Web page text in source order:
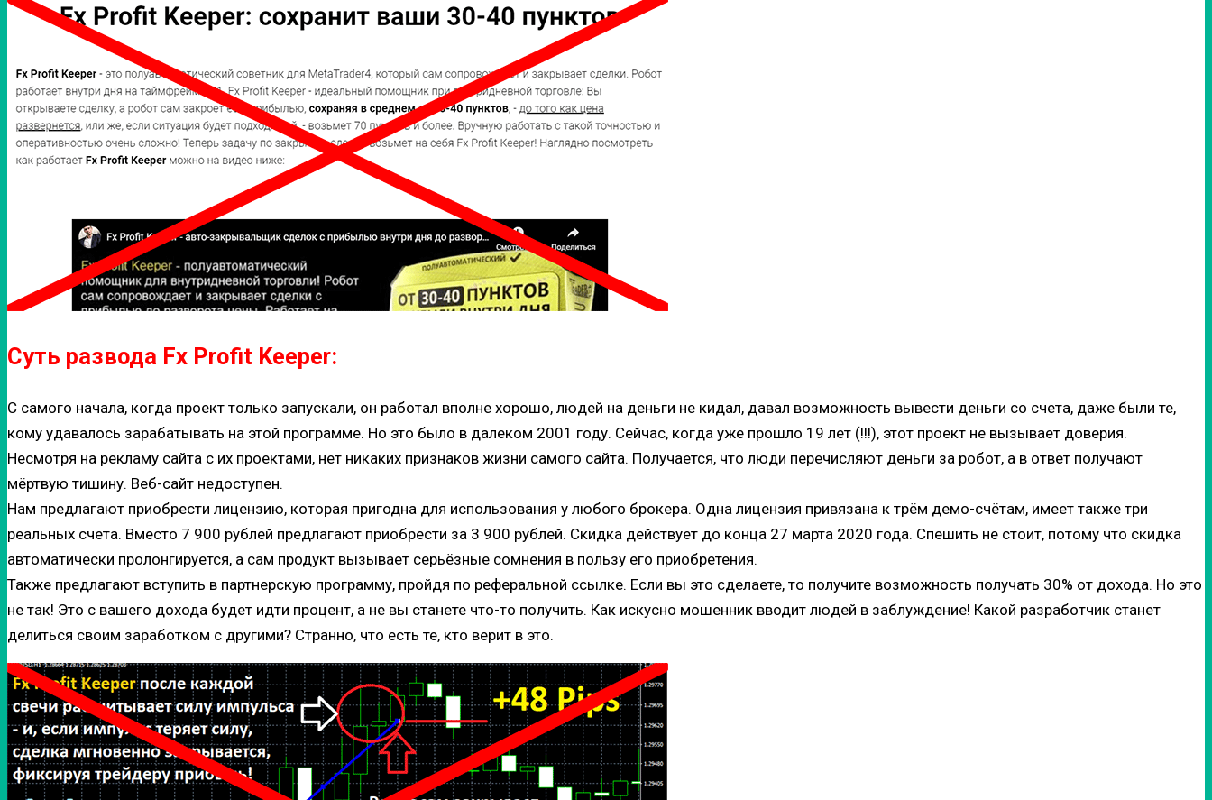
Суть развода Fx Profit Keeper:
С самого начала, когда проект только запускали, он работал вполне хорошо, людей на деньги не кидал, давал возможность вывести деньги со счета, даже были те,
кому удавалось зарабатывать на этой программе. Но это было в далеком 2001 году. Сейчас, когда уже прошло 19 лет (!!!), этот проект не вызывает доверия.
Несмотря на рекламу сайта с их проектами, нет никаких признаков жизни самого сайта. Получается, что люди перечисляют деньги за робот, а в ответ получают
мёртвую тишину. Веб-сайт недоступен.
Нам предлагают приобрести лицензию, которая пригодна для использования у любого брокера. Одна лицензия привязана к трём демо-счётам, имеет также три
реальных счета. Вместо 7 900 рублей предлагают приобрести за 3 900 рублей. Скидка действует до конца 27 марта 2020 года. Спешить не стоит, потому что скидка
автоматически пролонгируется, а сам продукт вызывает серьёзные сомнения в пользу его приобретения.
Также предлагают вступить в партнерскую программу, пройдя по реферальной ссылке. Если вы это сделаете, то получите возможность получать 30% от дохода. Но это
не так! Это с вашего дохода будет идти процент, а не вы станете что-то получить. Как искусно мошенник вводит людей в заблуждение! Какой разработчик станет
делиться своим заработком с другими? Странно, что есть те, кто верит в это.